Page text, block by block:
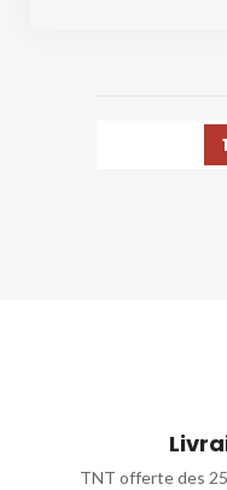
1
TNT offerte des